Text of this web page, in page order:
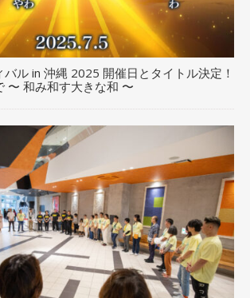
バル in 沖縄 2025 開催日とタイトル決定！
〜 和み和す大きな和 〜